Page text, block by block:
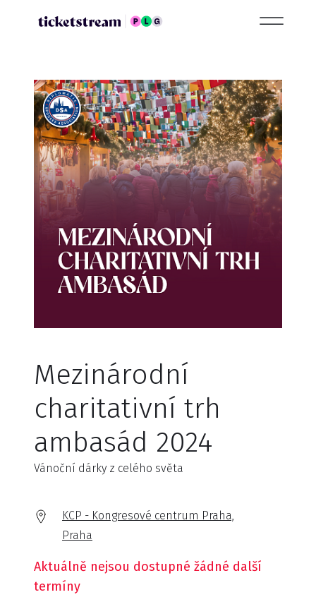
Mezinárodní
charitativní trh
ambasád 2024
Vánoční dárky z celého světa
KCP - Kongresové centrum Praha,
Praha
Aktuálně nejsou dostupné žádné další
termíny